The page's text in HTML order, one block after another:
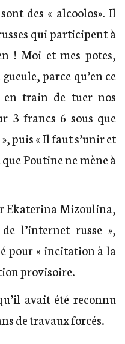
des « alcoolos». Il
qui participent à
! Moi et mes potes,
parce qu’en ce
en train de tuer nos
3 francs 6 sous que
puis « Il faut s’unir et
Poutine ne mène à
Ekaterina Mizoulina,
l’internet russe »,
pour « incitation à la
provisoire.
avait été reconnu
de travaux forcés.